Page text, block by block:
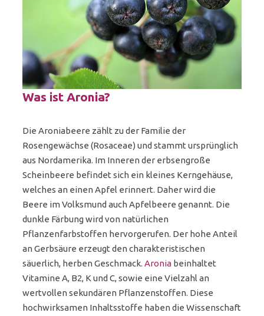
Was ist Aronia?
Die Aroniabeere zählt zu der Familie der
Rosengewächse (Rosaceae) und stammt ursprünglich
aus Nordamerika. Im Inneren der erbsengroße
Scheinbeere befindet sich ein kleines Kerngehäuse,
welches an einen Apfel erinnert. Daher wird die
Beere im Volksmund auch Apfelbeere genannt. Die
dunkle Färbung wird von natürlichen
Pflanzenfarbstoffen hervorgerufen. Der hohe Anteil
an Gerbsäure erzeugt den charakteristischen
säuerlich, herben Geschmack. Aronia beinhaltet
Vitamine A, B2, K und C, sowie eine Vielzahl an
wertvollen sekundären Pflanzenstoffen. Diese
hochwirksamen Inhaltsstoffe haben die Wissenschaft